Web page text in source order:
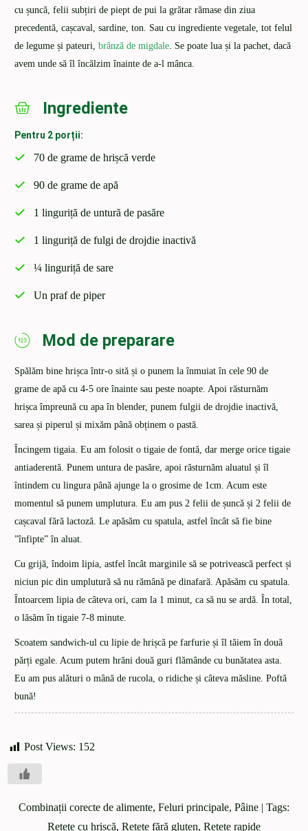
cu șuncă, felii subțiri de piept de pui la grătar rămase din ziua
precedentă, cașcaval, sardine, ton. Sau cu ingrediente vegetale, tot felul
de legume și pateuri,brânză de migdale. Se poate lua și la pachet, dacă
avem unde să îl încălzim înainte de a-l mânca.
Ingrediente
Pentru 2 porții:
70 de grame de hrișcă verde
90 de grame de apă
1 linguriță de untură de pasăre
1 linguriță de fulgi de drojdie inactivă
¼ linguriță de sare
Un praf de piper
Mod de preparare
Spălăm bine hrișca într-o sită și o punem la înmuiat în cele 90 de
grame de apă cu 4-5 ore înainte sau peste noapte. Apoi răsturnăm
hrișca împreună cu apa în blender, punem fulgii de drojdie inactivă,
sarea și piperul și mixăm până obținem o pastă.
Încingem tigaia. Eu am folosit o tigaie de fontă, dar merge orice tigaie
antiaderentă. Punem untura de pasăre, apoi răsturnăm aluatul și îl
întindem cu lingura până ajunge la o grosime de 1cm. Acum este
momentul să punem umplutura. Eu am pus 2 felii de șuncă și 2 felii de
cașcaval fără lactoză. Le apăsăm cu spatula, astfel încât să fie bine
”înfipte” în aluat.
Cu grijă, îndoim lipia, astfel încât marginile să se potrivească perfect și
niciun pic din umplutură să nu rămână pe dinafară. Apăsăm cu spatula.
Întoarcem lipia de câteva ori, cam la 1 minut, ca să nu se ardă. În total,
o lăsăm în tigaie 7-8 minute.
Scoatem sandwich-ul cu lipie de hrișcă pe farfurie și îl tăiem în două
părți egale. Acum putem hrăni două guri flămânde cu bunătatea asta.
Eu am pus alături o mână de rucola, o ridiche și câteva măsline. Poftă
bună!
Post Views: 152
Combinații corecte de alimente, Feluri principale, Pâine | Tags:
Rețete cu hrișcă, Rețete fără gluten, Rețete rapide